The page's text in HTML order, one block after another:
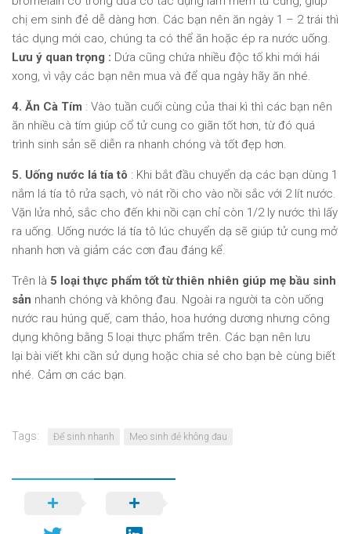
chị em sinh đẻ dễ dàng hơn. Các bạn nên ăn ngày 1 – 2 trái thì
tác dụng mới cao, chúng ta có thể ăn hoặc ép ra nước uống.
Lưu ý quan trọng : Dứa cũng chứa nhiều độc tố khi mới hái
xong, vì vậy các bạn nên mua và để qua ngày hãy ăn nhé.
4. Ăn Cà Tím : Vào tuần cuối cùng của thai kì thì các bạn nên
ăn nhiều cà tím giúp cổ tử cung co giãn tốt hơn, từ đó quá
trình sinh sản sẽ diễn ra nhanh chóng và tốt đẹp hơn.
5. Uống nước lá tía tô : Khi bắt đầu chuyển dạ các bạn dùng 1
nắm lá tía tô rửa sạch, vò nát rồi cho vào nồi sắc với 2 lít nước.
Vặn lửa nhỏ, sắc cho đến khi nồi cạn chỉ còn 1/2 ly nước thì lấy
ra uống. Uống nước lá tía tô lúc chuyển dạ sẽ giúp tử cung mở
nhanh hơn và giảm các cơn đau đáng kể.
Trên là 5 loại thực phẩm tốt từ thiên nhiên giúp mẹ bầu sinh
sản nhanh chóng và không đau. Ngoài ra người ta còn uống
nước rau húng quế, cam thảo, hoa hướng dương nhưng công
dụng không bằng 5 loại thực phẩm trên. Các bạn nên lưu
lại bài viết khi cần sử dụng hoặc chia sẻ cho bạn bè cùng biết
nhé. Cảm ơn các bạn.
Tags: Để sinh nhanh Mẹo sinh đẻ không đau